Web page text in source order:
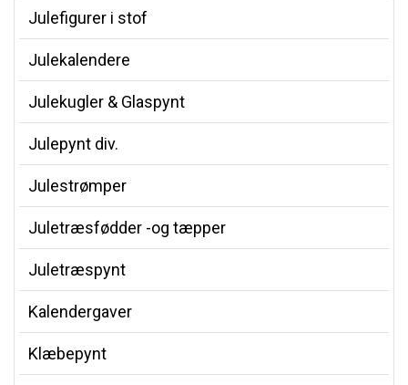
Julefigurer i stof
Julekalendere
Julekugler & Glaspynt
Julepynt div.
Julestrømper
Juletræsfødder -og tæpper
Juletræspynt
Kalendergaver
Klæbepynt